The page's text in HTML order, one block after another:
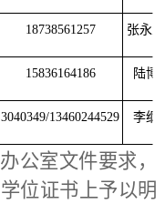
18738561257 张永生
15836164186 陆博
3040349/13460244529 李纲
公室文件要求，
位证书上予以明